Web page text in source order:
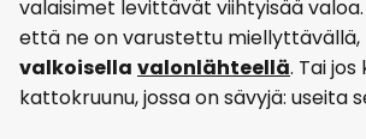
valaisimet levittävät viihtyisää
että ne on varustettu miellyttävällä,
valkoisella valonlähteellä. Tai
kattokruunu, jossa on sävyjä: useita